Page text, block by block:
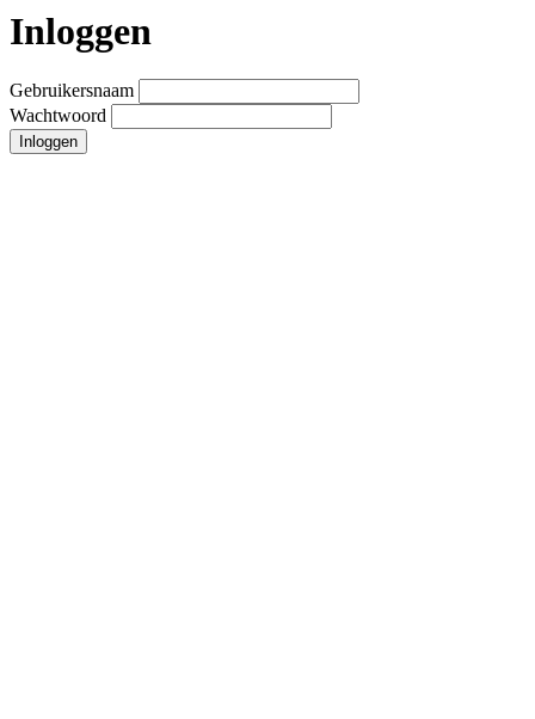
Inloggen
Gebruikersnaam
Wachtwoord